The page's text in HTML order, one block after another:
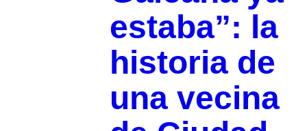
estaba”: la
historia de
una vecina